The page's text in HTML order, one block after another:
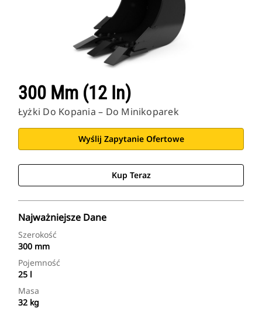
300 Mm (12 In)
Łyżki Do Kopania – Do Minikoparek
Wyślij Zapytanie Ofertowe
Kup Teraz
Najważniejsze Dane
Szerokość
300 mm
Pojemność
25 l
Masa
32 kg